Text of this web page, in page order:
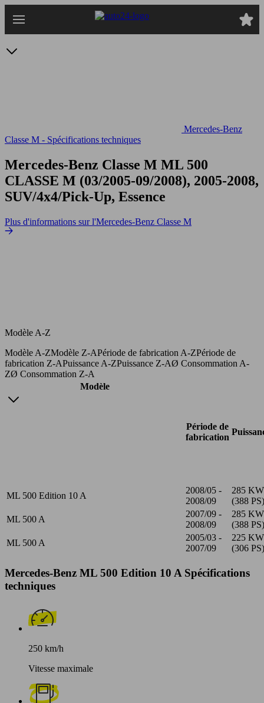
au
Mercedes-Benz
Classe M - Spécifications techniques
Mercedes-Benz Classe M ML 500
CLASSE M (03/2005-09/2008), 2005-2008,
SUV/4x4/Pick-Up, Essence
Plus d'informations sur l'Mercedes-Benz Classe M
Modèle A-Z
Modèle A-ZModèle Z-APériode de fabrication A-ZPériode de
fabrication Z-APuissance A-ZPuissance Z-AØ Consommation A-
ZØ Consommation Z-A
Modèle
Période de
fabrication
ML 500 Edition 10 A
2008/05 -
2008/09
285 KW
(388 PS)
ML 500 A
2007/09 -
2008/09
285 KW
(388 PS)
ML 500 A
2005/03 -
2007/09
225 KW
(306 PS)
Mercedes-Benz ML 500 Edition 10 A Spécifications
techniques
250 km/h
Vitesse maximale